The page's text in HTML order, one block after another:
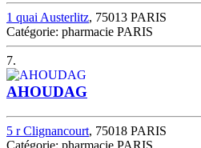
1 quai Austerlitz, 75013 PARIS
Catégorie: pharmacie PARIS
7.
AHOUDAG
5 r Clignancourt, 75018 PARIS
Catégorie: pharmacie PARIS